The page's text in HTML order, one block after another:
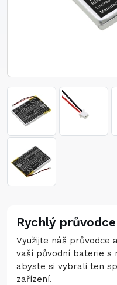
Rychlý
Využijte náš průvodce
vaší původní baterie s
abyste si vybrali ten
zařízení.